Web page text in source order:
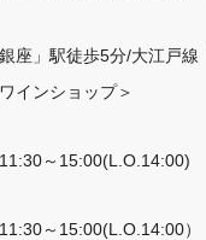
座」駅徒歩5分/大江戸
インショップ＞
～15:00(L.O.14:00)
～15:00(L.O.14:00）